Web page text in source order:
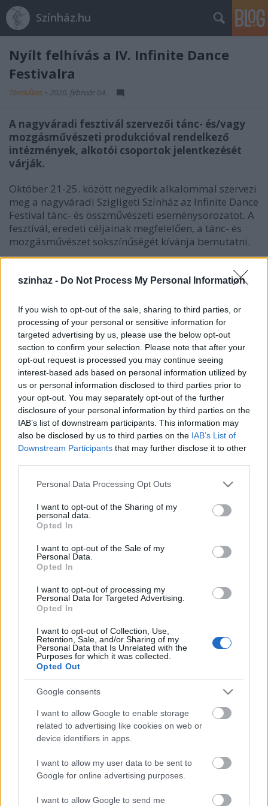
szinhaz - Do Not Process My Personal Information
If you wish to opt-out of the sale, sharing to third parties, or
processing of your personal or sensitive information for
targeted advertising by us, please use the below opt-out
section to confirm your selection. Please note that after your
opt-out request is processed you may continue seeing
interest-based ads based on personal information utilized by
us or personal information disclosed to third parties prior to
your opt-out. You may separately opt-out of the further
disclosure of your personal information by third parties on the
IAB’s list of downstream participants. This information may
also be disclosed by us to third parties on the IAB’s List of
Downstream Participants that may further disclose it to other
Please note that this website/app uses one or more Google
not limited to your visit or usage behaviour. You may click to
grant or deny consent to Google and its third-party tags to
use your data for below specified purposes in below Google
consent section.
Personal Data Processing Opt Outs
I want to opt-out of the Sharing of my
personal data.
Opted In
I want to opt-out of the Sale of my
Personal Data.
Opted In
I want to opt-out of processing my
Personal Data for Targeted Advertising.
Opted In
I want to opt-out of Collection, Use,
Retention, Sale, and/or Sharing of my
Personal Data that Is Unrelated with the
Purposes for which it was collected.
Opted Out
Google consents
I want to allow Google to enable storage
related to advertising like cookies on web or
device identifiers in apps.
I want to allow my user data to be sent to
Google for online advertising purposes.
I want to allow Google to send me
Színház.hu
Nyílt felhívás a IV. Infinite Dance
Festivalra
TörökÁkos • 2020. február 04.
A nagyváradi fesztivál szervezői tánc- és/vagy
mozgásművészeti produkcióval rendelkező
intézmények, alkotói csoportok jelentkezését
várják.
Október 21-25. között negyedik alkalommal szervezi
meg a nagyváradi Szigligeti Színház az Infinite Dance
Festival tánc- és összművészeti eseménysorozatot. A
fesztivál, eredeti céljainak megfelelően, a tánc- és
mozgásművészet sokszínűségét kívánja bemutatni.
Jelentkezni az idf.szigligeti.ro honlapukon található
űrlap kitöltésével lehetséges. A regisztrációkat, a
március 1. éjfélig.
Az e-mail tárgyában, kérik feltüntetni az adott
társulat nevét és a produkció címét.
A válogatást az erre a célra felkért kuratórium végzi,
a jelentkezések elbírálása során a szervezők a
művészi kritériumok mellett a technikai és
költségvetési szempontokat is figyelembe veszik.
A kuratórium tagjai: Lőrincz Katalintáncművész-
koreográfus, egyetemi tanár,Vava Ștefănescu
jelentkezéssel kapcsolatos további kérdéseket az
infiniteprojekt@gmail.com címen várják.
A korábbi fesztiválokról részletes információ a
fesztiválhonlapján
Címkék:pályázat táncművészet
Ajánlott bejegyzések:
Rögtön dupla premierrel kezdi az új
évadot a Radnóti
Kamaradarabok, kortárs drámák,